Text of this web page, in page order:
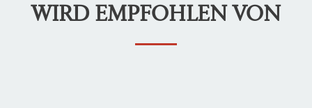
WIRD EMPFOHLEN VON